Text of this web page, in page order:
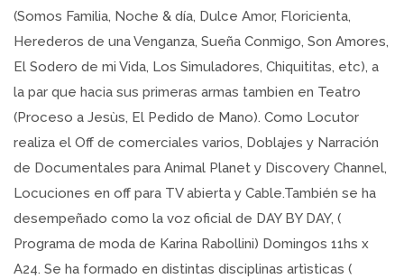
(Somos Familia, Noche & día, Dulce Amor, Floricienta,
Herederos de una Venganza, Sueña Conmigo, Son Amores,
El Sodero de mi Vida, Los Simuladores, Chiquititas, etc), a
la par que hacia sus primeras armas tambien en Teatro
(Proceso a Jesùs, El Pedido de Mano). Como Locutor
realiza el Off de comerciales varios, Doblajes y Narración
de Documentales para Animal Planet y Discovery Channel,
Locuciones en off para TV abierta y Cable.También se ha
desempeñado como la voz oficial de DAY BY DAY, (
Programa de moda de Karina Rabollini) Domingos 11hs x
A24. Se ha formado en distintas disciplinas artìsticas (